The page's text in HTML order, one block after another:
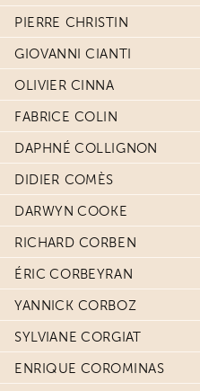
PIERRE CHRISTIN
GIOVANNI CIANTI
OLIVIER CINNA
FABRICE COLIN
DAPHNÉ COLLIGNON
DIDIER COMÈS
DARWYN COOKE
RICHARD CORBEN
ÉRIC CORBEYRAN
YANNICK CORBOZ
SYLVIANE CORGIAT
ENRIQUE COROMINAS